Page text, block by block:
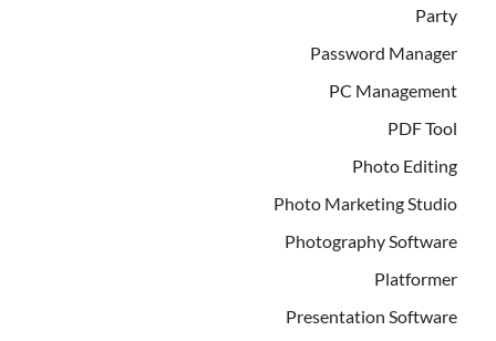
Party
Password Manager
PC Management
PDF Tool
Photo Editing
Photo Marketing Studio
Photography Software
Platformer
Presentation Software